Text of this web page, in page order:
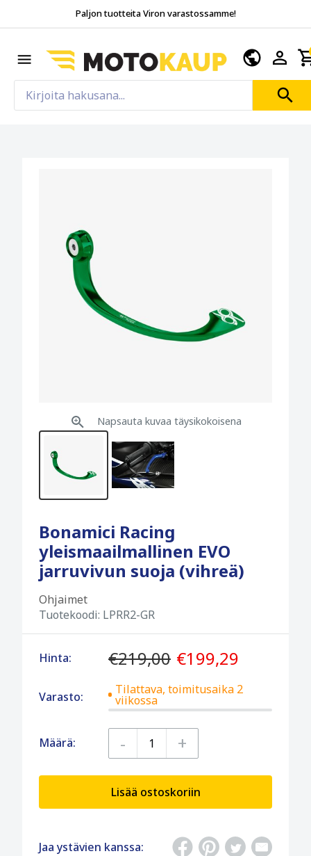
Paljon tuotteita Viron varastossamme!
Napsauta kuvaa täysikokoisena
Bonamici Racing
yleismaailmallinen EVO
jarruvivun suoja (vihreä)
Ohjaimet
Tuotekoodi: LPRR2-GR
Hinta: €219,00 €199,29
Varasto:
Tilattava, toimitusaika 2
viikossa
Määrä: - +
Lisää ostoskoriin
Jaa ystävien kanssa: